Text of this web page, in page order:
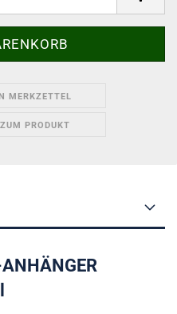
MERKZETTEL
PRODUKT